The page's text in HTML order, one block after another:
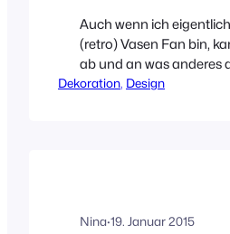
Auch wenn ich
(retro) Vasen Fan bin,
ab und an was anderes
Die gestreiften * Vasen
Dekoration, Design
Nina·19. Januar 2015